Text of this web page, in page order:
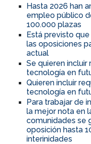
Hasta 2026 han
empleo público
100.000 plazas
Está previsto
las oposiciones
actual
Se quieren
tecnología en
Quieren incluir
tecnología en
Para trabajar de
la mejor nota en
comunidades se
oposición hasta
interinidades